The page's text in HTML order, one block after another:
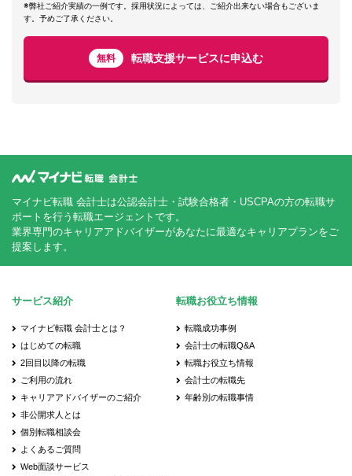
※弊社ご紹介実績の一例です。採用状況によっては、ご紹介出来ない場合もございま
す。予めご了承ください。
無料 転職支援サービスに申込む
マイナビ転職 会計士は公認会計士・試験合格者・USCPAの方の転職サ
ポートを行う転職エージェントです。
業界専門のキャリアアドバイザーがあなたに最適なキャリアプランをご
提案します。
サービス紹介
マイナビ転職 会計士とは？
はじめての転職
2回目以降の転職
ご利用の流れ
キャリアアドバイザーのご紹介
非公開求人とは
個別転職相談会
よくあるご質問
Web面談サービス
転職お役立ち情報
転職成功事例
会計士の転職Q&A
転職お役立ち情報
会計士の転職先
年齢別の転職事情